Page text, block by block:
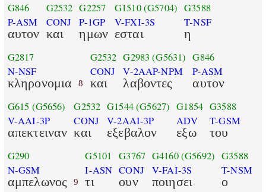
G846
P-ASM
αυτον
G2532
CONJ
και
G2257
P-1GP
ημων
G1510(G5704)
V-FXI-3S
εσται
G3588
T-NSF
η
G2817
N-NSF
κληρονομια 8
G2532
CONJ
και
G2983 (G5631)
V-2AAP-NPM
λαβοντες
G846
P-ASM
αυτον
G615 (G5656)
V-AAI-3P
απεκτειναν
G2532
CONJ
και
G1544(G5627)
V-2AAI-3P
εξεβαλον
G1854
ADV
εξω
G3588
T-GSM
του
G290
N-GSM
αμπελωνος 9
G5101
I-ASN
τι
G3767
CONJ
ουν
G4160(G5692)
V-FAI-3S
ποιησει
G3588
T-NSM
ο